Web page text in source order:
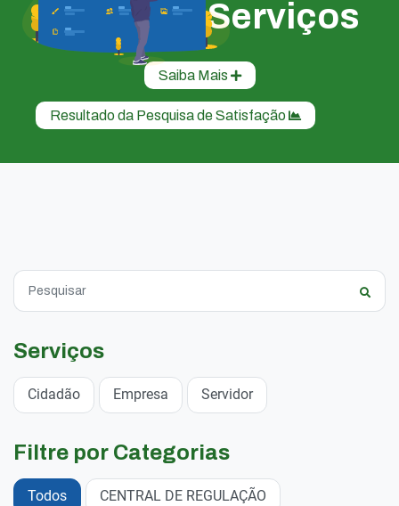
Serviços
Saiba Mais
Resultado da Pesquisa de Satisfação
Serviços
Cidadão Empresa Servidor
Filtre por Categorias
Todos CENTRAL DE REGULAÇÃO